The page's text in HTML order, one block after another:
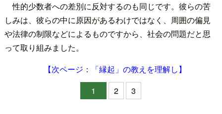
性的少数者への差別に反対するのも同じです。彼らの苦
しみは、彼らの中に原因があるわけではなく、周囲の偏見
や法律の制限などによるものですから、社会の問題だと思
って取り組みました。
【次ページ：「縁起」の教えを理解し】
1
2 3